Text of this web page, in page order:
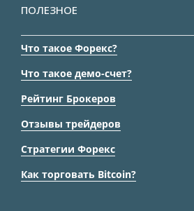
ПОЛЕЗНОЕ
Что такое Форекс?
Что такое демо-счет?
Рейтинг Брокеров
Отзывы трейдеров
Стратегии Форекс
Как торговать Bitcoin?